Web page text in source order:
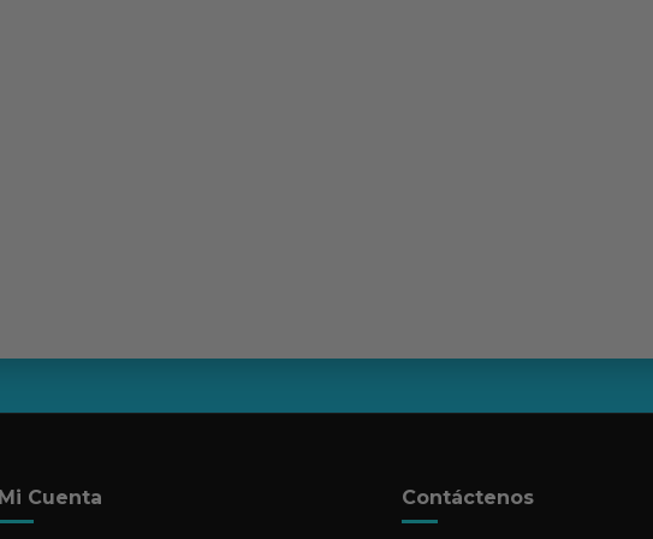
Mi Cuenta Contáctenos